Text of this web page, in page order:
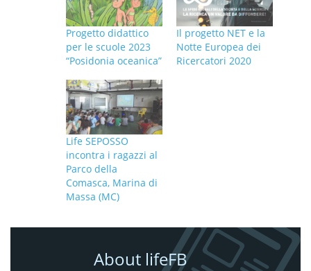
Progetto didattico
per le scuole 2023
“Posidonia oceanica”
Il progetto NET e la
Notte Europea dei
Ricercatori 2020
Life SEPOSSO
incontra i ragazzi al
Parco della
Comasca, Marina di
Massa (MC)
About lifeFB